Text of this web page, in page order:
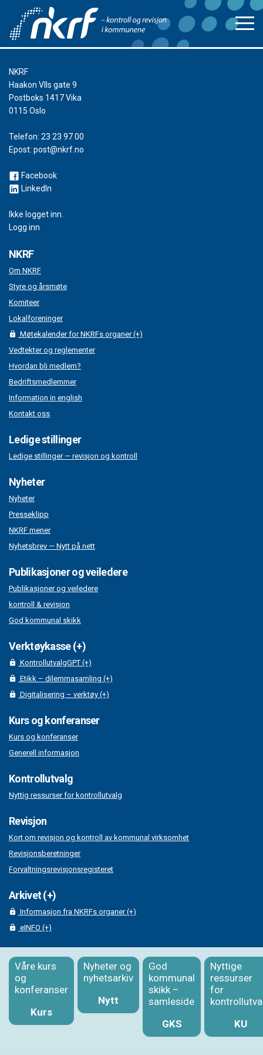
NKRF
Haakon VIIs gate 9
Postboks 1417 Vika
0115 Oslo
Telefon: 23 23 97 00
Epost: post@nkrf.no
Facebook
LinkedIn
Ikke logget inn.
Logg inn
NKRF
Om NKRF
Styre og årsmøte
Komiteer
Lokalforeninger
Møtekalender for NKRFs organer (+)
Vedtekter og reglementer
Hvordan bli medlem?
Bedriftsmedlemmer
Information in english
Kontakt oss
Ledige stillinger
Ledige stillinger — revisjon og kontroll
Nyheter
Nyheter
Presseklipp
NKRF mener
Nyhetsbrev — Nytt på nett
Publikasjoner og veiledere
Publikasjoner og veiledere
kontroll & revisjon
God kommunal skikk
Verktøykasse (+)
KontrollutvalgGPT (+)
Etikk – dilemmasamling (+)
Digitalisering – verktøy (+)
Kurs og konferanser
Kurs og konferanser
Generell informasjon
Kontrollutvalg
Nyttig ressurser for kontrollutvalg
Revisjon
Kort om revisjon og kontroll av kommunal virksomhet
Revisjonsberetninger
Forvaltningsrevisjonsregisteret
Arkivet (+)
Informasjon fra NKRFs organer (+)
eINFO (+)
Våre kurs
og
konferanser
Kurs
Nyheter og
nyhetsarkiv
Nytt
God
kommunal
skikk –
samleside
GKS
Nyttige
ressurser
for
KU